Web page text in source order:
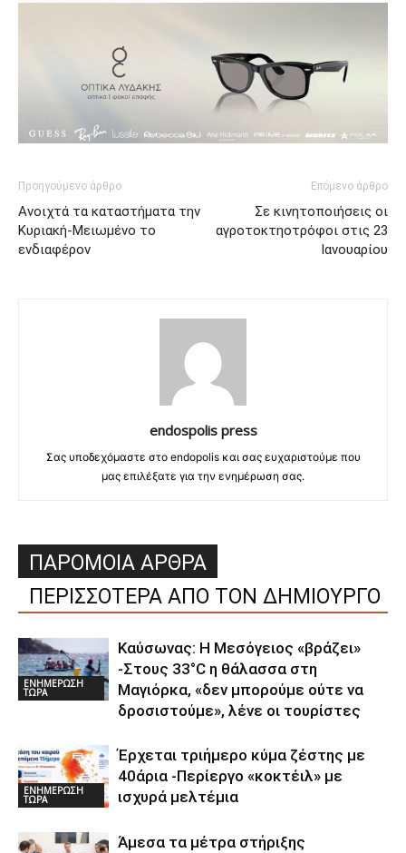
Προηγούμενο άρθρο
Ανοιχτά τα καταστήματα την
Κυριακή-Μειωμένο το
ενδιαφέρον
Επόμενο άρθρο
Σε κινητοποιήσεις οι
αγροτοκτηοτρόφοι στις 23
Ιανουαρίου
endospolis press
Σας υποδεχόμαστε στο endopolis και σας ευχαριστούμε που
μας επιλέξατε για την ενημέρωση σας.
ΠΑΡΟΜΟΙΑ ΑΡΘΡΑ
ΠΕΡΙΣΣΟΤΕΡΑ ΑΠΟ ΤΟΝ ΔΗΜΙΟΥΡΓΟ
ΕΝΗΜΕΡΩΣΗ
ΤΩΡΑ
Καύσωνας: Η Μεσόγειος «βράζει»
-Στους 33°C η θάλασσα στη
Μαγιόρκα, «δεν μπορούμε ούτε να
δροσιστούμε», λένε οι τουρίστες
ΕΝΗΜΕΡΩΣΗ
ΤΩΡΑ
Έρχεται τριήμερο κύμα ζέστης με
40άρια -Περίεργο «κοκτέιλ» με
ισχυρά μελτέμια
Άμεσα τα μέτρα στήριξης